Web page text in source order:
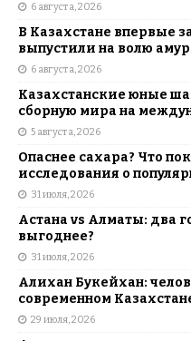
6 августа, 2026
В Казахстане впервые
выпустили на волю
6 августа, 2026
Казахстанские юные
сборную мира на
5 августа, 2026
Опаснее сахара? Что
исследования о
31 июля, 2026
Астана vs Алматы: два
выгоднее?
31 июля, 2026
Алихан Букейхан:
современном
29 июля, 2026